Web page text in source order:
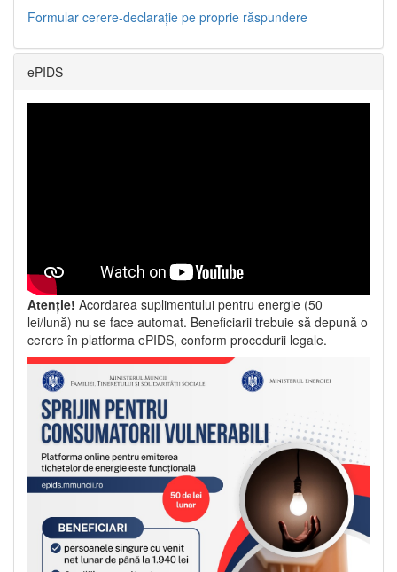
Formular cerere-declarație pe proprie răspundere
ePIDS
Atenție! Acordarea suplimentului pentru energie (50
lei/lună) nu se face automat. Beneficiarii trebuie să depună o
cerere în platforma ePIDS, conform procedurii legale.